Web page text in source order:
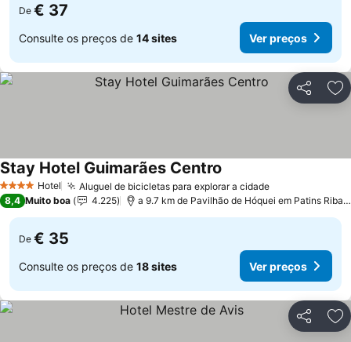
De € 37
Consulte os preços de 14 sites Ver preços
Partilhar
4 EstrelasHotel Aluguel de bicicletas para explorar a cidade
Stay Hotel Guimarães Centro
8,4 Muito boa 4.225 a 9.7 km de Pavilhão de Hóquei em Patins Riba de Ave Hóquei Clube
De € 35
Consulte os preços de 18 sites Ver preços
Partilhar